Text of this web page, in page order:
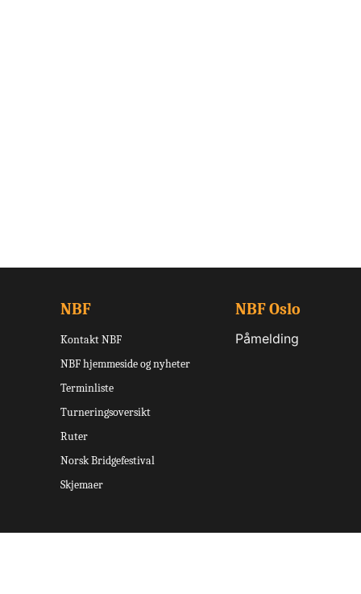
NBF
Kontakt NBF
NBF hjemmeside og nyheter
Terminliste
Turneringsoversikt
Ruter
Norsk Bridgefestival
Skjemaer
NBF Oslo
Påmelding